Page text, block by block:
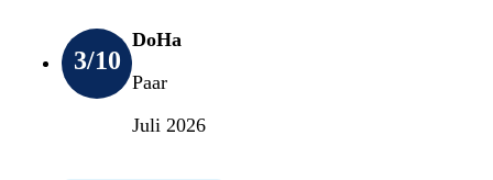
3/10
DoHa
Paar
Juli 2026